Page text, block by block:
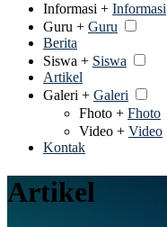
Informasi + Informasi
Guru + Guru
Berita
Siswa + Siswa
Artikel
Galeri + Galeri
Fhoto + Fhoto
Video + Video
Kontak
Artikel